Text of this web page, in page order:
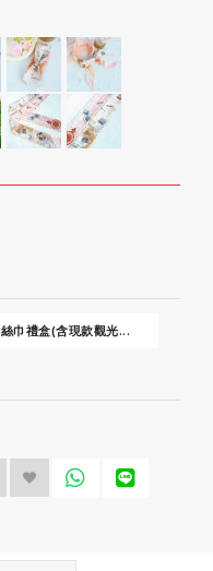
絲巾禮盒(含現款觀光...